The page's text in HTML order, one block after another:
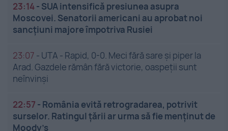
23:14- SUA intensifică presiunea asupra
Moscovei. Senatorii americani au aprobat noi
sancțiuni majore împotriva Rusiei
23:07 - UTA - Rapid, 0-0. Meci fără sare și piper la
Arad. Gazdele rămân fără victorie, oaspeții sunt
neînvinși
22:57 - România evită retrogradarea, potrivit
surselor. Ratingul țării ar urma să fie menținut de
Moody’s